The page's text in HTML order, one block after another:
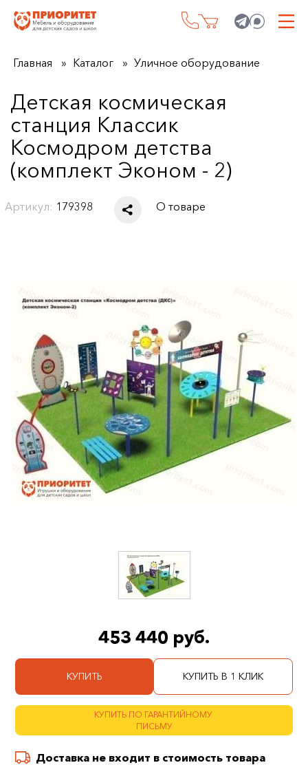
Главная Каталог Уличное оборудование
Детская космическая
станция Классик
Космодром детства
(комплект Эконом - 2)
Артикул: 179398 О товаре
453 440 руб.
КУПИТЬ КУПИТЬ В 1 КЛИК
КУПИТЬ ПО ГАРАНТИЙНОМУ
ПИСЬМУ
Доставка не входит в стоимость товара